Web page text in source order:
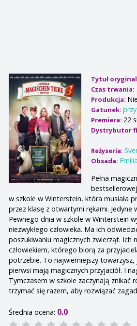
Tytuł
Czas trwania:
Produkcja:
Gatunek:
Premiera: 22
Dystrybutor
Reżyseria:
Obsada:
Pełna
w szkole w Winterstein, która musiała
przez klasę z otwartymi rękami.
Pewnego dnia w szkole w Winterstein
niezwykłego człowieka. Ma ich
poszukiwaniu magicznych zwierząt. Ich
człowiekiem, którego biorą za
potrzebie. To najwierniejszy
pierwsi mają magicznych przyjaciół. I
Tymczasem w szkole zaczynają znikać
trzymać się razem, aby rozwiązać
Średnia ocena: 0.0